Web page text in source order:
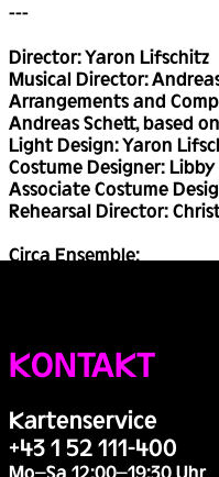
---
Director: Yaron Lifschitz
Musical Director:
Arrangements and
Andreas Schett, based
Light Design: Yaron
Costume Designer:
Associate Costume
Rehearsal Director:
Circa Ensemble:
Scott Grove
Sam Letch
Daniel O'Brien
Darby Sullivan
KONTAKT
Kartenservice
+43 1 52 111-400
Mo–Sa 12:00–19:30 Uhr